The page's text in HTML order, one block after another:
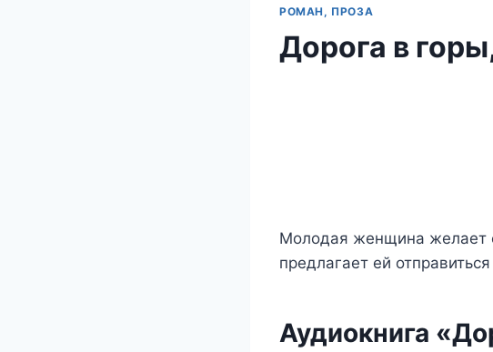
РОМАН, ПРОЗА
Дорога в
Молодая женщина желает
предлагает ей
Аудиокнига